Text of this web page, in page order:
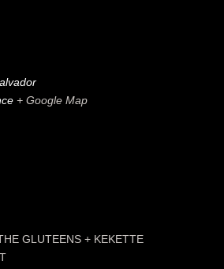
+ Google Map
GLUTEENS + KEKETTE